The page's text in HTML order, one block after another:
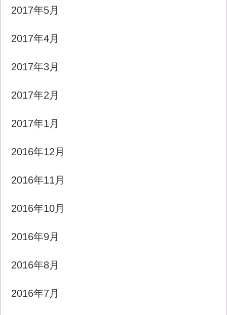
2017年5月
2017年4月
2017年3月
2017年2月
2017年1月
2016年12月
2016年11月
2016年10月
2016年9月
2016年8月
2016年7月